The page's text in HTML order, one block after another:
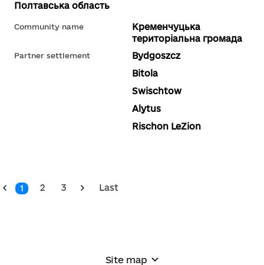
Полтавська область
Community name
Кременчуцька
територіальна громада
Partner settlement
Bydgoszcz
Bitola
Swischtow
Alytus
Rischon LeZion
1 2 3 Last
Site map